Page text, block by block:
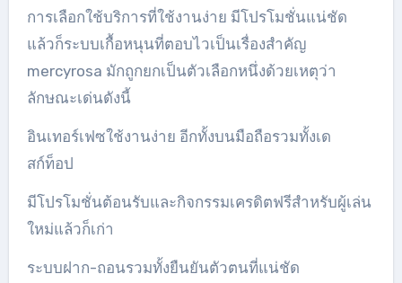
การเลือกใช้บริการที่ใช้งานง่าย มีโปรโมชั่นแน่ชัด
แล้วก็ระบบเกื้อหนุนที่ตอบไวเป็นเรื่องสำคัญ
mercyrosa มักถูกยกเป็นตัวเลือกหนึ่งด้วยเหตุว่า
ลักษณะเด่นดังนี้
อินเทอร์เฟซใช้งานง่าย อีกทั้งบนมือถือรวมทั้งเด
สก์ท็อป
มีโปรโมชั่นต้อนรับและกิจกรรมเครดิตฟรีสำหรับผู้เล่น
ใหม่แล้วก็เก่า
ระบบฝาก-ถอนรวมทั้งยืนยันตัวตนที่แน่ชัด